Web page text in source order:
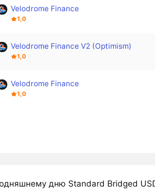
Velodrome Finance
1,0
Velodrome Finance V2 (Optimism)
1,0
Velodrome Finance
1,0
дню Standard Bridged